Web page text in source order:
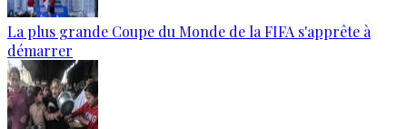
La plus grande Coupe du Monde de la FIFA s'apprête à
démarrer